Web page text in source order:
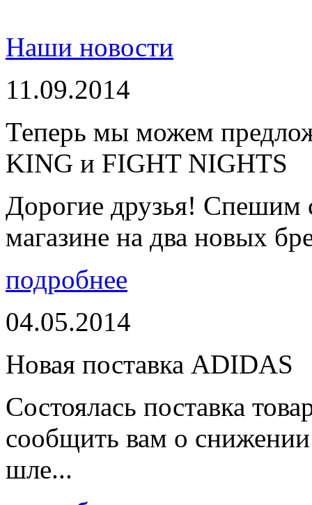
Наши новости
11.09.2014
Теперь мы можем
KING и FIGHT NIGHTS
Дорогие друзья! Спешим
магазине на два новых
подробнее
04.05.2014
Новая поставка ADIDAS
Состоялась поставка
сообщить вам о
шле...